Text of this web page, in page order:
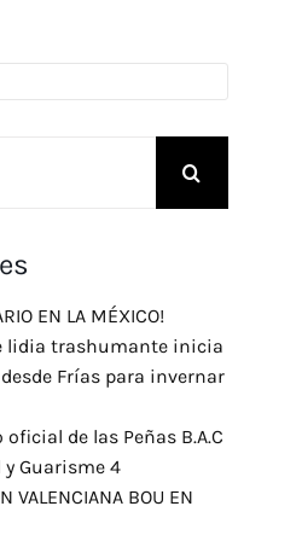
EN LA MÉXICO!
lidia trashumante inicia
Frías para invernar
oficial de las Peñas B.A.C
y Guarisme 4
VALENCIANA BOU EN